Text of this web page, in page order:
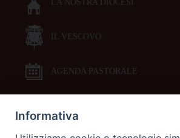
LA NOSTRA DIOCESI
IL VESCOVO
AGENDA PASTORALE
DOCUMENTI PASTORALI
Informativa